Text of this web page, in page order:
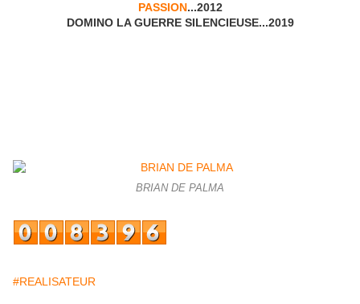
PASSION...2012
DOMINO LA GUERRE SILENCIEUSE...2019
BRIAN DE PALMA
#REALISATEUR